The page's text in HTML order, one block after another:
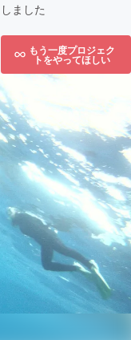
しました
もう一度プロジェク
トをやってほしい